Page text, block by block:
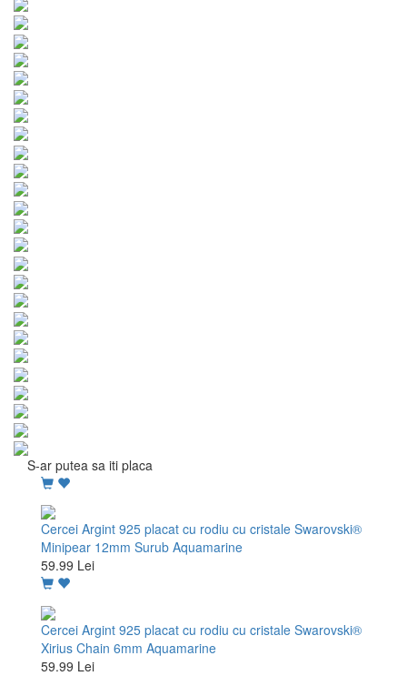
S-ar putea sa iti placa
Cercei Argint 925 placat cu rodiu cu cristale Swarovski®
Minipear 12mm Surub Aquamarine
59.99 Lei
Cercei Argint 925 placat cu rodiu cu cristale Swarovski®
Xirius Chain 6mm Aquamarine
59.99 Lei